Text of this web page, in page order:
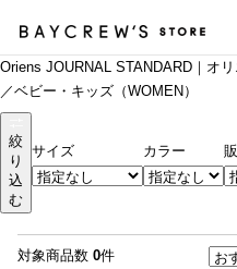
Oriens JOURNAL STANDARD｜オ
／ベビー・キッズ（WOMEN）
絞
り
込
む
サイズ カラー
対象商品数 0件